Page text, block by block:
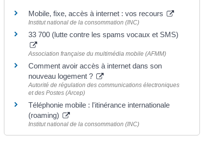
Mobile, fixe, accès à internet : vos recours
Institut national de la consommation (INC)
33 700 (lutte contre les spams vocaux et SMS)
Association française du multimédia mobile (AFMM)
Comment avoir accès à internet dans son
nouveau logement ?
Autorité de régulation des communications électroniques
et des Postes (Arcep)
Téléphonie mobile : l'itinérance internationale
(roaming)
Institut national de la consommation (INC)